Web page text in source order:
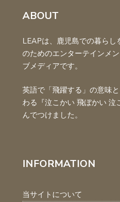
ABOUT
LEAPは、鹿児島での暮らし
のためのエンターテインメ
ブメディアです。
英語で「飛躍する」の意味
わる『泣こかい 飛ぼかい 泣
んでつけました。
INFORMATION
当サイトについて